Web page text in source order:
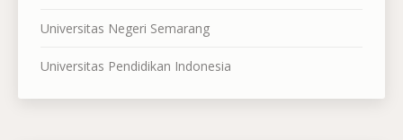
Universitas Negeri Semarang
Universitas Pendidikan Indonesia